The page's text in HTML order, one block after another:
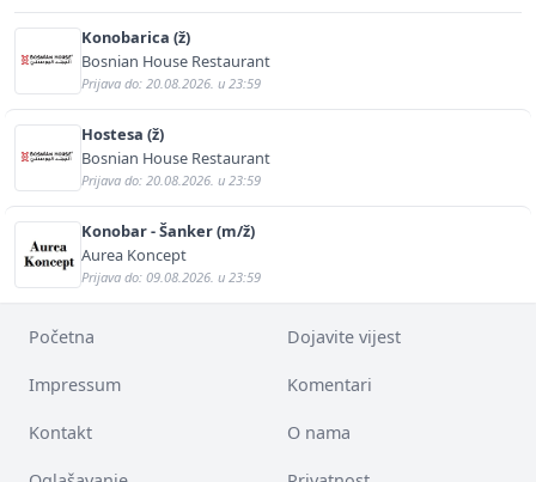
Konobarica (ž)
Bosnian House Restaurant
Prijava do: 20.08.2026. u 23:59
Hostesa (ž)
Bosnian House Restaurant
Prijava do: 20.08.2026. u 23:59
Konobar - Šanker (m/ž)
Aurea Koncept
Prijava do: 09.08.2026. u 23:59
Početna Dojavite vijest
Impressum Komentari
Kontakt O nama